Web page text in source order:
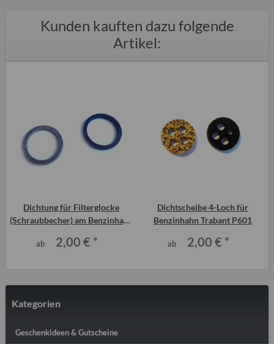
Kunden kauften dazu folgende
Artikel:
Dichtung für Filterglocke
(Schraubbecher) am Benzinhahn
ab 2,00 € *
Dichtscheibe 4-Loch für
Benzinhahn Trabant P601
ab 2,00 € *
Kategorien
Geschenkideen & Gutscheine